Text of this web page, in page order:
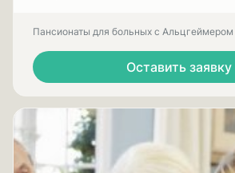
Пансионаты для больных с Альцгеймером
Оставить заявку